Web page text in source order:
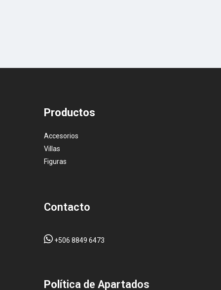
Productos
Accesorios
Villas
Figuras
Contacto
+506 8849 6473
Pol ítica de Apartados